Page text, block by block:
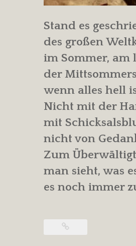
Stand es
des großen
im Sommer, am
der
wenn alles hell
Nicht mit der
mit
nicht von
Zum
man sieht, was
es noch immer